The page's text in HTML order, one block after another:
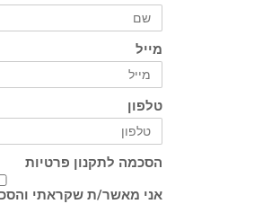
מייל
טלפון
הסכמה לתקנון פרטיות
אני מאשר/ת שקראתי